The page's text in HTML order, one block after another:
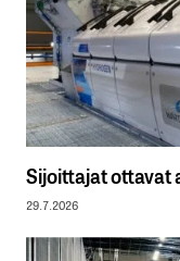
Sijoittajat ottavat
29.7.2026